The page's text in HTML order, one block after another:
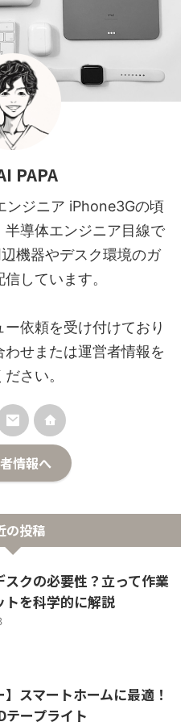
PAPA
ンジニア iPhone3Gの頃
導体エンジニア目線で
機器やデスク環境のガ
しています。
依頼を受け付けており
わせまたは運営者情報を
さい。
情報へ
の投稿
スクの必要性？立って作業
トを科学的に解説
】スマートホームに最適！
ープライト